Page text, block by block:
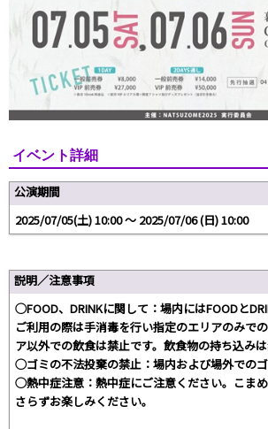
イベント詳細
公演期間
2025/07/05(土) 10:00 〜 2025/07/06 (日) 10:00
説明／注意事項
◯FOOD、DRINKに関して：場内にはFOODと
ご利用の際は手消毒を行い指定のエリアのみで
ア以外での飲食は禁止です。飲食物の持ち込みは
◯ゴミの不法投棄の禁止：場内および場外でのゴ
◯熱中症注意：熱中症にご注意ください。こま
さらずお楽しみください。